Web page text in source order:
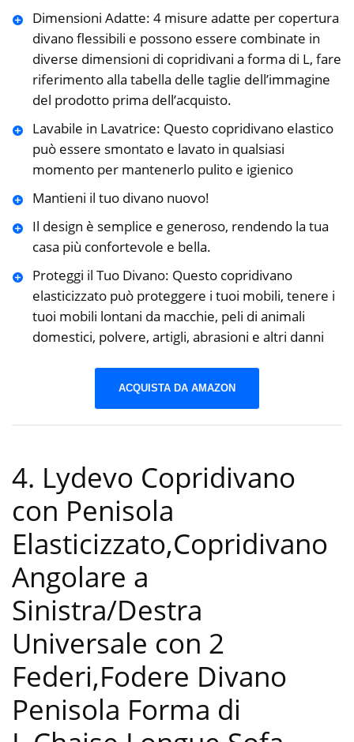
Dimensioni Adatte: 4 misure adatte per copertura
divano flessibili e possono essere combinate in
diverse dimensioni di copridivani a forma di L, fare
riferimento alla tabella delle taglie dell’immagine
del prodotto prima dell’acquisto.
Lavabile in Lavatrice: Questo copridivano elastico
può essere smontato e lavato in qualsiasi
momento per mantenerlo pulito e igienico
Mantieni il tuo divano nuovo!
Il design è semplice e generoso, rendendo la tua
casa più confortevole e bella.
Proteggi il Tuo Divano: Questo copridivano
elasticizzato può proteggere i tuoi mobili, tenere i
tuoi mobili lontani da macchie, peli di animali
domestici, polvere, artigli, abrasioni e altri danni
ACQUISTA DA AMAZON
4. Lydevo Copridivano
con Penisola
Elasticizzato,Copridivano
Angolare a
Sinistra/Destra
Universale con 2
Federi,Fodere Divano
Penisola Forma di